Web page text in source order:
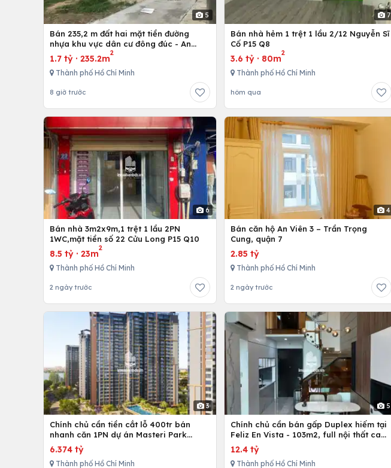
5
Bán 235,2 m đất hai mặt tiền đường
nhựa khu vực dân cư đông đúc - An
nhứt-Long Điền - Bà Rịa
1.7 tỷ · 235.2m
2
Thành phố Hồ Chí Minh
8 giờ trước
7
Bán nhà hẻm 1 trệt 1 lầu 2/12 Nguyễn Sĩ
Cố P15 Q8
3.6 tỷ · 80m
2
Thành phố Hồ Chí Minh
hôm qua
6
Bán nhà 3m2x9m,1 trệt 1 lầu 2PN
1WC,mặt tiền số 22 Cửu Long P15 Q10
8.5 tỷ · 23m
2
Thành phố Hồ Chí Minh
2 ngày trước
4
Bán căn hộ An Viên 3 – Trần Trọng
Cung, quận 7
2.85 tỷ
Thành phố Hồ Chí Minh
2 ngày trước
3
Chính chủ cần tiền cắt lỗ 400tr bán
nhanh căn 1PN dự án Masteri Park
Place
6.374 tỷ
Thành phố Hồ Chí Minh
5
Chính chủ cần bán gấp Duplex hiếm tại
Feliz En Vista - 103m2, full nội thất cao
cấp
12.4 tỷ
Thành phố Hồ Chí Minh